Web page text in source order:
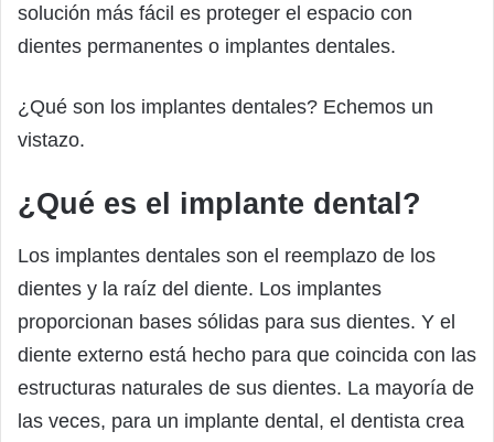
solución más fácil es proteger el espacio con
dientes permanentes o implantes dentales.
¿Qué son los implantes dentales? Echemos un
vistazo.
¿Qué es el implante dental?
Los implantes dentales son el reemplazo de los
dientes y la raíz del diente. Los implantes
proporcionan bases sólidas para sus dientes. Y el
diente externo está hecho para que coincida con las
estructuras naturales de sus dientes. La mayoría de
las veces, para un implante dental, el dentista crea